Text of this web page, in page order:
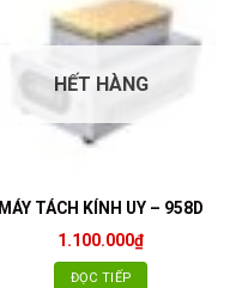
HẾT HÀNG
MÁY TÁCH KÍNH UY – 958D
1.100.000₫
ĐỌC TIẾP